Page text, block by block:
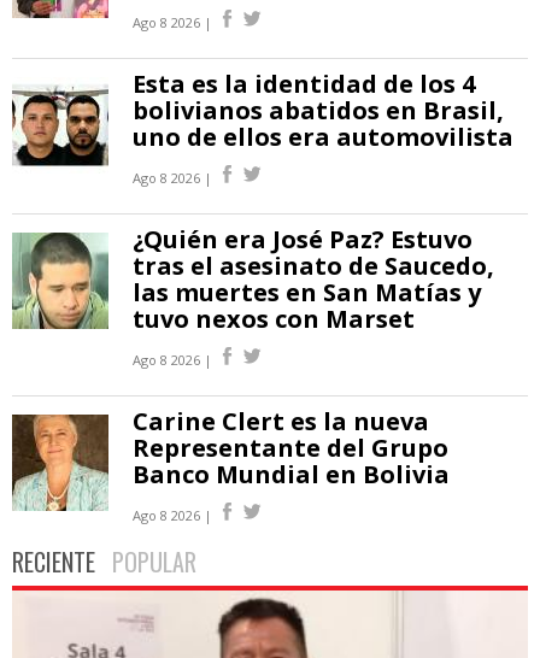
Ago 8 2026 |
Esta es la identidad de los 4
bolivianos abatidos en Brasil,
uno de ellos era automovilista
Ago 8 2026 |
¿Quién era José Paz? Estuvo
tras el asesinato de Saucedo,
las muertes en San Matías y
tuvo nexos con Marset
Ago 8 2026 |
Carine Clert es la nueva
Representante del Grupo
Banco Mundial en Bolivia
Ago 8 2026 |
RECIENTE POPULAR